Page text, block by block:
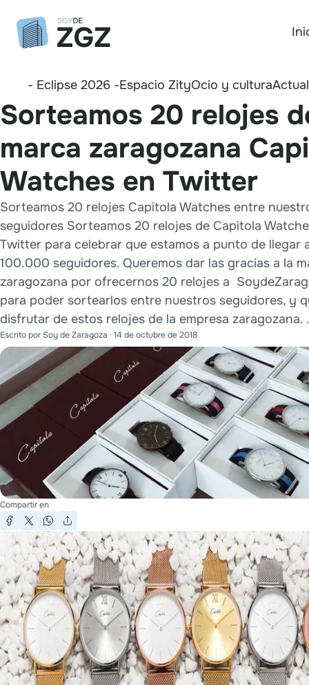
- Eclipse 2026 -Espacio ZityOcio y cultura
Sorteamos 20 relojes
marca zaragozana
Watches en Twitter
Sorteamos 20 relojes Capitola Watches entre
seguidores Sorteamos 20 relojes de Capitola
Twitter para celebrar que estamos a punto de llegar
100.000 seguidores. Queremos dar las gracias a la
zaragozana por ofrecernos 20 relojes a
para poder sortearlos entre nuestros seguidores, y
disfrutar de estos relojes de la empresa zaragozana.
Escrito porSoy de Zaragoza · 14 de octubre de 2018
Compartir en